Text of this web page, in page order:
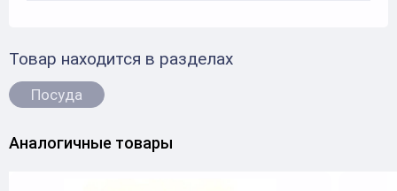
Товар находится в разделах
Посуда
Аналогичные товары